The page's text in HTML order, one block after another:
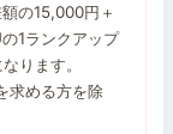
の15,000円＋
1ランクアップ
ります。
求める方を除